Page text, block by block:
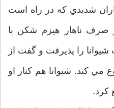
شديدي كه در راه است
صرف ناهار هيزم شكن با
را پذيرفت و گفت از
مي كند. شيوانا هم كنار او
كرد.